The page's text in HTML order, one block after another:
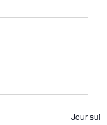
vues
Jour